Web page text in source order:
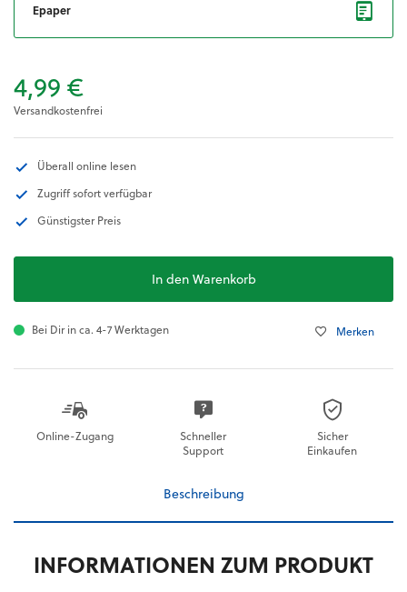
Epaper
4,99 €
Versandkostenfrei
Überall online lesen
Zugriff sofort verfügbar
Günstigster Preis
In den Warenkorb
Bei Dir in ca. 4-7 Werktagen Merken
Online-Zugang
Schneller
Support
Sicher
Einkaufen
Beschreibung
INFORMATIONEN ZUM PRODUKT